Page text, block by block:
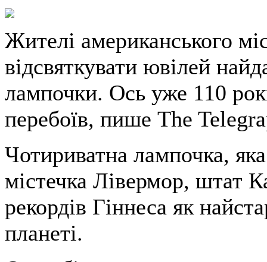
Жителі американського
відсвяткувати ювілей
лампочки. Ось уже 110
перебоїв, пише The
Чотириватна лампочка,
містечка Лівермор, штат
рекордів Гіннеса як
планеті.